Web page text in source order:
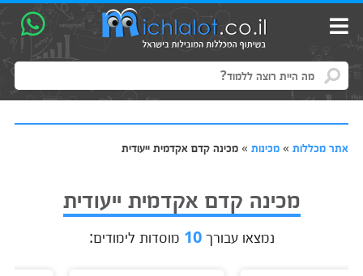
אתר מכללות» מכינות» מכינה קדם אקדמית ייעודית
מכינה קדם אקדמית ייעודית
נמצאו עבורך10 מוסדות לימודים: